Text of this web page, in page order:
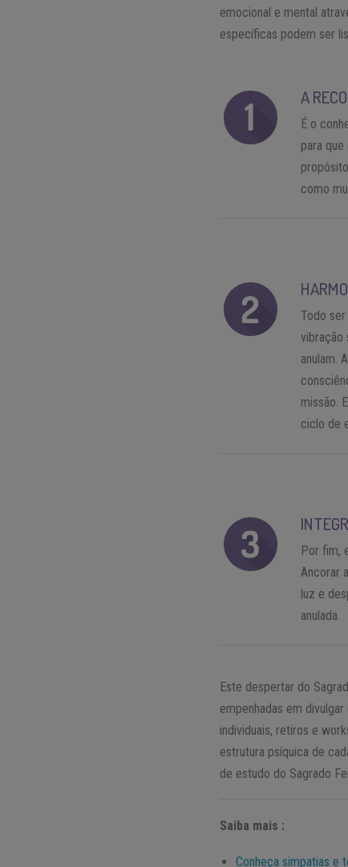
emocional e mental
específicas podem ser
A
É o
para
como
Todo
vibração
anulam.
missão.
ciclo de
Por fim,
Ancorar
luz e
anulada.
Este despertar do
empenhadas em
individuais, retiros e
estrutura psíquica de
de estudo do Sagrado
Saiba mais :
Conheça simpatias e